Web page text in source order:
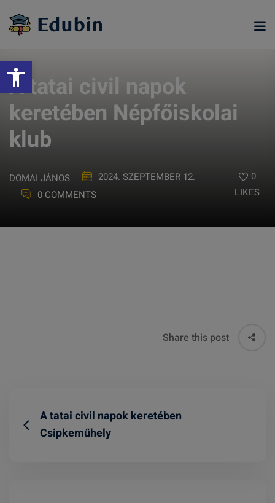
Eszköztár megnyitása
content
A tatai civil napok
keretében Népfőiskolai
klub
DOMAI JÁNOS
2024. SZEPTEMBER 12.
0 COMMENTS
0
LIKES
Share this post
A tatai civil napok keretében
Csipkeműhely